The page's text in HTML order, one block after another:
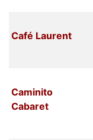
Café Laurent
Caminito
Cabaret